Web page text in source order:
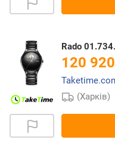
Rado
120 920
(Харків)